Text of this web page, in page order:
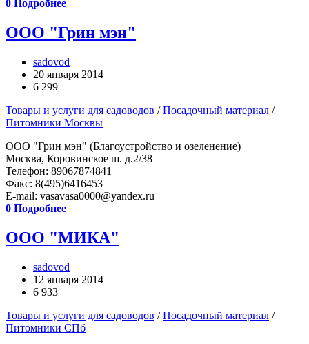
0 Подробнее
ООО "Грин мэн"
sadovod
20 января 2014
6 299
Товары и услуги для садоводов /Посадочный материал /
Питомники Москвы
ООО "Грин мэн" (Благоустройство и озеленение)
Москва, Коровинское ш. д.2/38
Телефон: 89067874841
Факс: 8(495)6416453
E-mail: vasavasa0000@yandex.ru
0 Подробнее
ООО "МИКА"
sadovod
12 января 2014
6 933
Товары и услуги для садоводов /Посадочный материал /
Питомники СПб